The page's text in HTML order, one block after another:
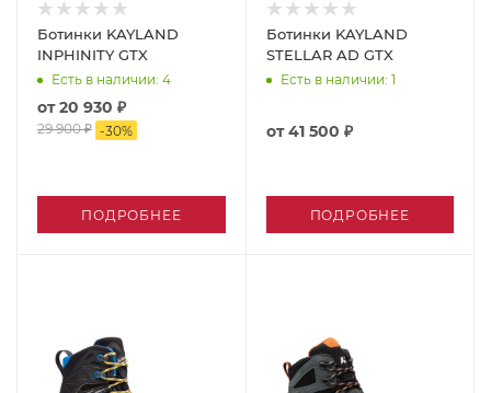
Ботинки KAYLAND
INPHINITY GTX
Есть в наличии: 4
от20 930 ₽
29 900 ₽ -30%
ПОДРОБНЕЕ
Ботинки KAYLAND
STELLAR AD GTX
Есть в наличии: 1
от41 500 ₽
ПОДРОБНЕЕ